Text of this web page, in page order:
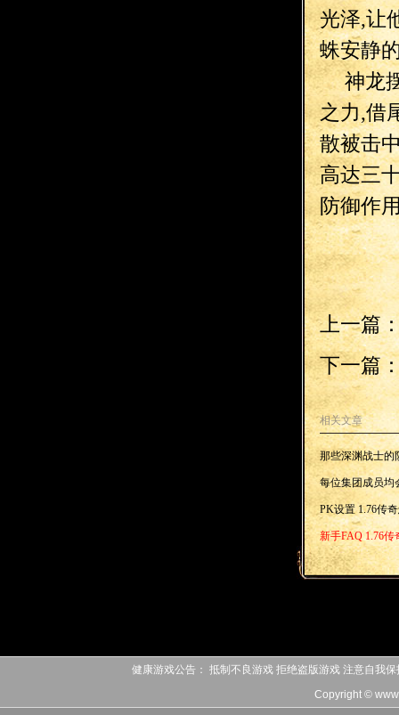
光泽,让
蛛安静
神龙
之力,借
散被击
高达三
防御作
上一篇
下一篇
相关文章
那些深渊战士的
每位集团成员均
PK设置 1.76传
新手FAQ 1.76
游戏地图 1.76
健康游戏公告： 抵制不良游戏 拒绝盗版游戏 注意自我
Copyright ©